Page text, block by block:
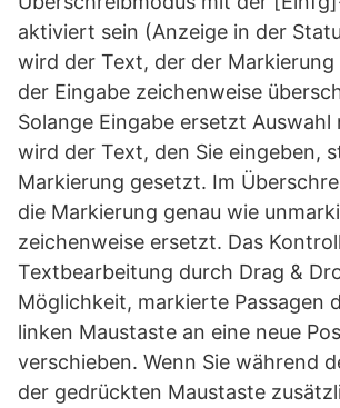
aktiviert sein (Anzeige in der
wird der Text, der der
der Eingabe zeichenweise
Solange Eingabe ersetzt
wird der Text, den Sie eingeben,
Markierung gesetzt. Im
die Markierung genau wie
zeichenweise ersetzt. Das
Textbearbeitung durch Drag &
Möglichkeit, markierte Passagen
linken Maustaste an eine neue
verschieben. Wenn Sie während
der gedrückten Maustaste